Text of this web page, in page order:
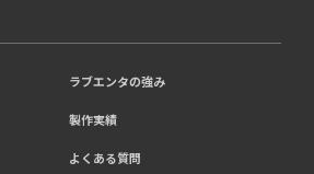
ラブエンタの強み
製作実績
よくある質問